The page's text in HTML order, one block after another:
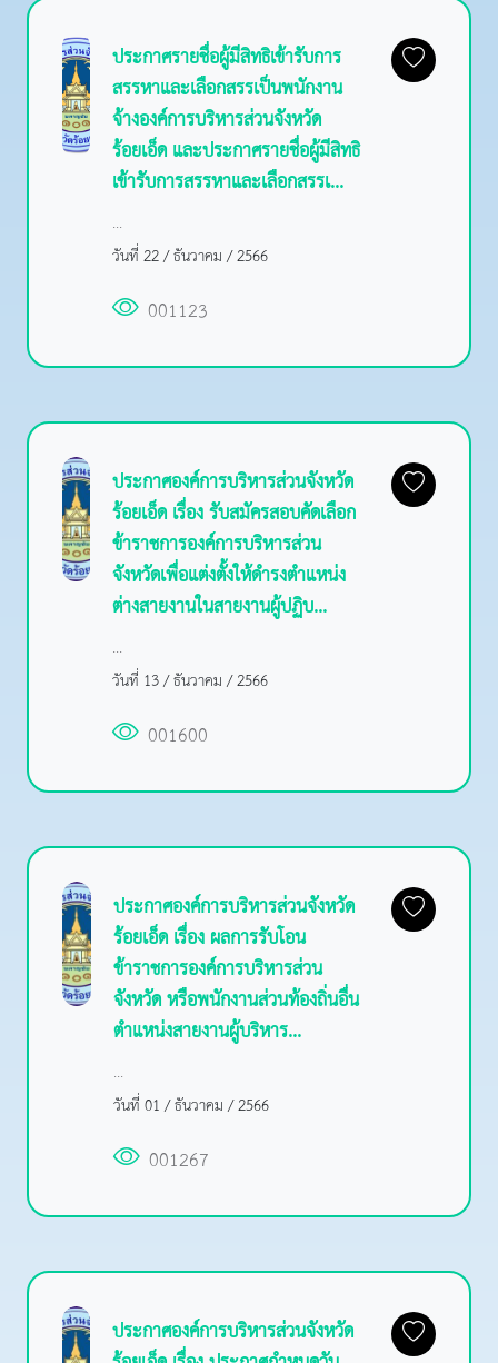
ประกาศรายชื่อผู้มีสิทธิเข้ารับการ
สรรหาและเลือกสรรเป็นพนักงาน
จ้างองค์การบริหารส่วนจังหวัด
ร้อยเอ็ด และประกาศรายชื่อผู้มีสิทธิ
เข้ารับการสรรหาและเลือกสรรเ...
...
วันที่ 22 / ธันวาคม / 2566
001123
ประกาศองค์การบริหารส่วนจังหวัด
ร้อยเอ็ด เรื่อง รับสมัครสอบคัดเลือก
ข้าราชการองค์การบริหารส่วน
จังหวัดเพื่อแต่งตั้งให้ดำรงตำแหน่ง
ต่างสายงานในสายงานผู้ปฏิบ...
...
วันที่ 13 / ธันวาคม / 2566
001600
ประกาศองค์การบริหารส่วนจังหวัด
ร้อยเอ็ด เรื่อง ผลการรับโอน
ข้าราชการองค์การบริหารส่วน
จังหวัด หรือพนักงานส่วนท้องถิ่นอื่น
ตำแหน่งสายงานผู้บริหาร...
...
วันที่ 01 / ธันวาคม / 2566
001267
ประกาศองค์การบริหารส่วนจังหวัด